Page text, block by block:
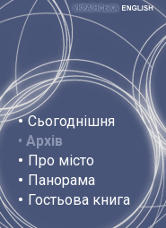
• Сьогоднішня
• Архів
• Про місто
• Панорама
• Гостьова книга